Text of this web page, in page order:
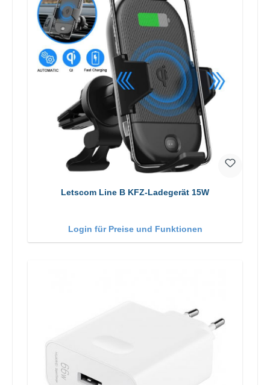
Letscom Line B KFZ-Ladegerät 15W
Login für Preise und Funktionen